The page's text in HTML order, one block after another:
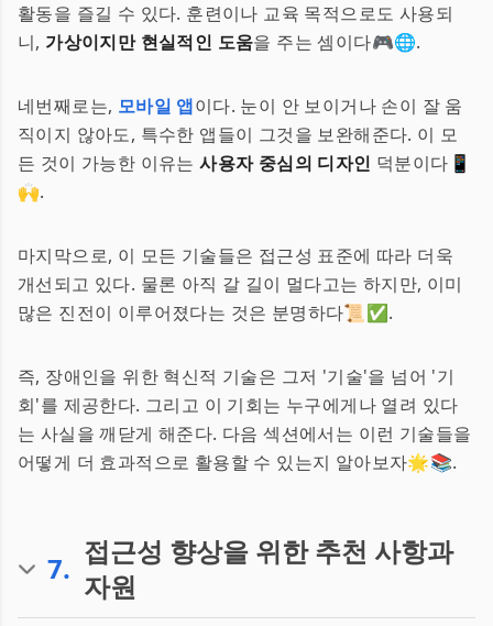
활동을 즐길 수 있다. 훈련이나 교육 목적으로도 사용되
니, 가상이지만 현실적인 도움을 주는 셈이다🎮🌐.
네번째로는, 모바일 앱이다. 눈이 안 보이거나 손이 잘 움
직이지 않아도, 특수한 앱들이 그것을 보완해준다. 이 모
든 것이 가능한 이유는사용자 중심의 디자인 덕분이다📱
🙌.
마지막으로, 이 모든 기술들은 접근성 표준에 따라 더욱
개선되고 있다. 물론 아직 갈 길이 멀다고는 하지만, 이미
많은 진전이 이루어졌다는 것은 분명하다📜✅.
즉, 장애인을 위한 혁신적 기술은 그저 '기술'을 넘어 '기
회'를 제공한다. 그리고 이 기회는 누구에게나 열려 있다
는 사실을 깨닫게 해준다. 다음 섹션에서는 이런 기술들을
어떻게 더 효과적으로 활용할 수 있는지 알아보자🌟📚.
7. 접근성 향상을 위한 추천 사항과
자원